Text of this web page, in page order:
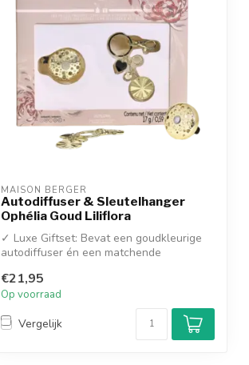
MAISON BERGER
Autodiffuser & Sleutelhanger
Ophélia Goud Liliflora
✓ Luxe Giftset: Bevat een goudkleurige
autodiffuser én een matchende
€21,95
Op voorraad
Vergelijk